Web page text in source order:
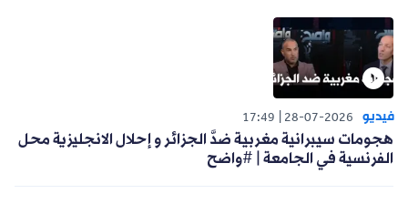
فيديو 28-07-2026
17:49
هجومات سيبرانية مغربية ضدَّ الجزائر و إحلال الانجليزية محل
الفرنسية في الجامعة | #واضح